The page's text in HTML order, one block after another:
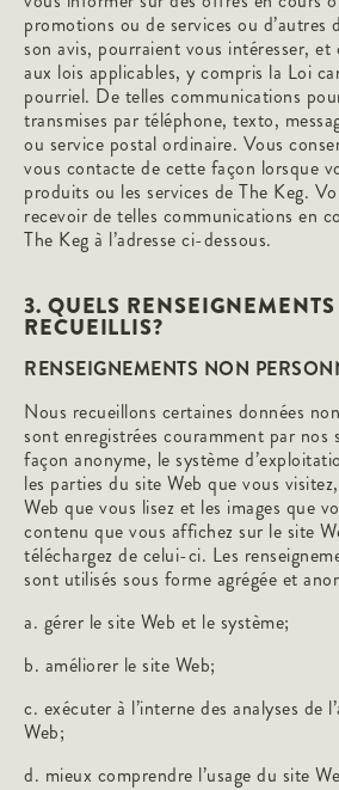
promotions ou de services ou d’autres
son avis, pourraient vous intéresser,
aux lois applicables, y compris la Loi
pourriel. De telles communications
transmises par téléphone, texto,
ou service postal ordinaire. Vous
vous contacte de cette façon lorsque
produits ou les services de The Keg.
recevoir de telles communications en
The Keg à l’adresse ci-dessous.
3. QUELS
RECUEILLIS?
RENSEIGNEMENTS NON
Nous recueillons certaines données
sont enregistrées couramment par nos
façon anonyme, le système
les parties du site Web que vous
Web que vous lisez et les images que
contenu que vous affichez sur le site
téléchargez de celui-ci. Les
sont utilisés sous forme agrégée et
a. gérer le site Web et le système;
b. améliorer le site Web;
c. exécuter à l’interne des analyses de
Web;
d. mieux comprendre l’usage du site